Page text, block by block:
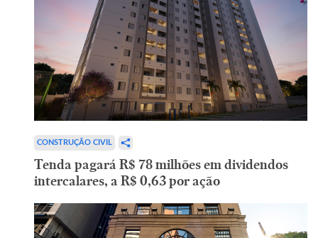
CONSTRUÇÃO CIVIL
Tenda pagará R$ 78 milhões em dividendos
intercalares, a R$ 0,63 por ação